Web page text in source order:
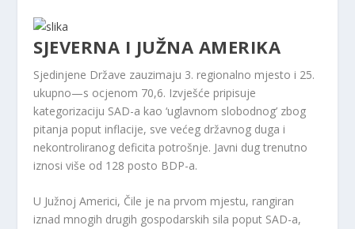
SJEVERNA I JUŽNA AMERIKA
Sjedinjene Države zauzimaju 3. regionalno mjesto i 25.
ukupno—s ocjenom 70,6. Izvješće pripisuje
kategorizaciju SAD-a kao ‘uglavnom slobodnog’ zbog
pitanja poput inflacije, sve većeg državnog duga i
nekontroliranog deficita potrošnje. Javni dug trenutno
iznosi više od 128 posto BDP-a.
U Južnoj Americi, Čile je na prvom mjestu, rangiran
iznad mnogih drugih gospodarskih sila poput SAD-a,